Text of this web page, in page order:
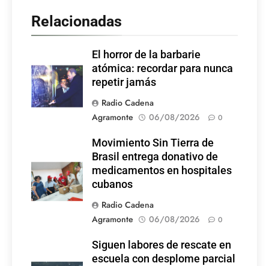
Relacionadas
El horror de la barbarie
atómica: recordar para nunca
repetir jamás
Radio Cadena
Agramonte
06/08/2026 0
Movimiento Sin Tierra de
Brasil entrega donativo de
medicamentos en hospitales
cubanos
Radio Cadena
Agramonte
06/08/2026 0
Siguen labores de rescate en
escuela con desplome parcial